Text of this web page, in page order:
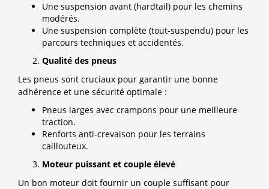
Une suspension avant (hardtail) pour les chemins
modérés.
Une suspension complète (tout-suspendu) pour les
parcours techniques et accidentés.
Qualité des pneus
Les pneus sont cruciaux pour garantir une bonne
adhérence et une sécurité optimale :
Pneus larges avec crampons pour une meilleure
traction.
Renforts anti-crevaison pour les terrains
caillouteux.
Moteur puissant et couple élevé
Un bon moteur doit fournir un couple suffisant pour